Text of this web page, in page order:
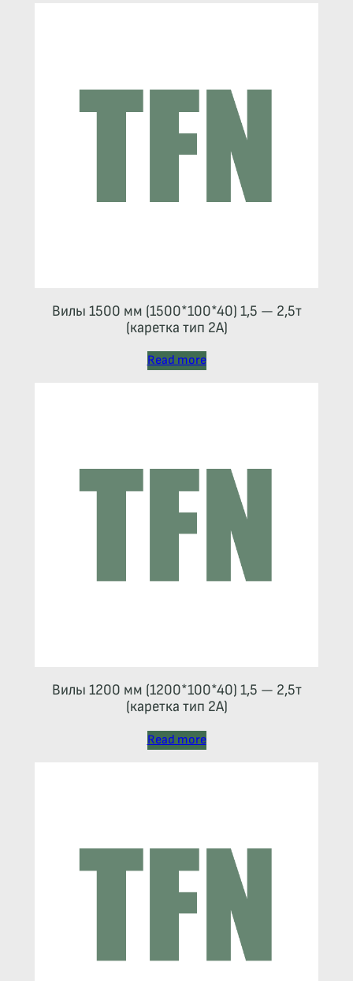
Вилы 1500 мм (1500*100*40) 1,5 — 2,5т
(каретка тип 2A)
Read more
Вилы 1200 мм (1200*100*40) 1,5 — 2,5т
(каретка тип 2A)
Read more